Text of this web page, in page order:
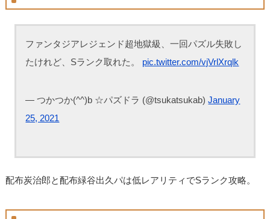
ファンタジアレジェンド超地獄級、一回パズル失敗し
たけれど、Sランク取れた。 pic.twitter.com/vjVrlXrqlk
— つかつか(^^)b ☆パズドラ (@tsukatsukab)January
25, 2021
配布炭治郎と配布緑谷出久パは低レアリティでSランク攻略。